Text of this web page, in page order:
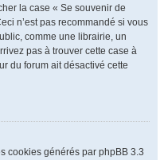
la case « Se souvenir de
n’est pas recommandé si vous
comme une librairie, un
pas à trouver cette case à
du forum ait désactivé cette
cookies générés par phpBB 3.3